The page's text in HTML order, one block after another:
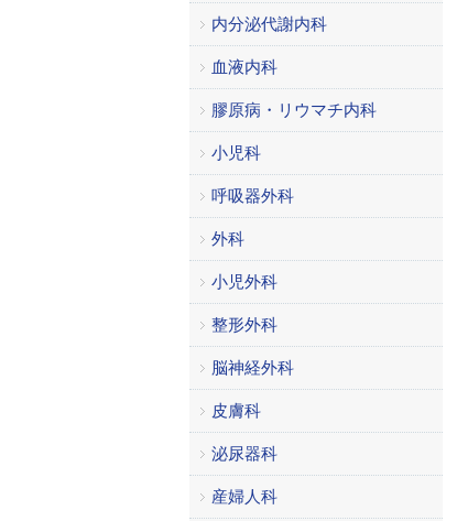
内分泌代謝内科
血液内科
膠原病・リウマチ内科
小児科
呼吸器外科
外科
小児外科
整形外科
脳神経外科
皮膚科
泌尿器科
産婦人科